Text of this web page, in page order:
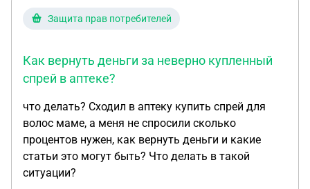
Защита прав потребителей
Как вернуть деньги за неверно купленный
спрей в аптеке?
что делать? Сходил в аптеку купить спрей для
волос маме, а меня не спросили сколько
процентов нужен, как вернуть деньги и какие
статьи это могут быть? Что делать в такой
ситуации?